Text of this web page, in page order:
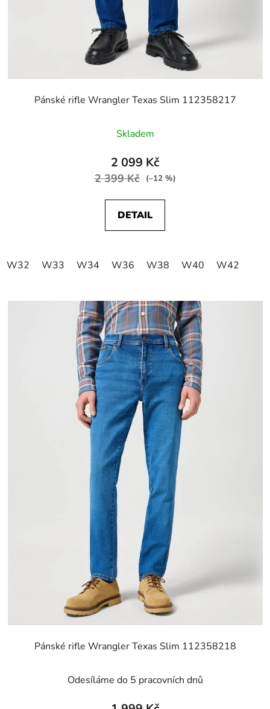
Pánské rifle Wrangler Texas Slim 112358217
Skladem
2 099 Kč
2 399 Kč (–12 %)
DETAIL
W32 W33 W34 W36 W38 W40 W42
Pánské rifle Wrangler Texas Slim 112358218
Odesíláme do 5 pracovních dnů